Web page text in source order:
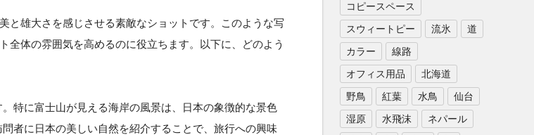
と雄大さを感じさせる素敵なショットです。このような写
体の雰囲気を高めるのに役立ちます。以下に、どのよう
特に富士山が見える海岸の風景は、日本の象徴的な景色
者に日本の美しい自然を紹介することで、旅行への興味
コピースペース
スウィートピー
流氷
道
カラー
線路
オフィス用品
北海道
野鳥
紅葉 水鳥
仙台
湿原
水飛沫
ネパール